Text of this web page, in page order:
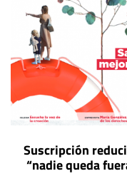
Suscripción
“nadie queda